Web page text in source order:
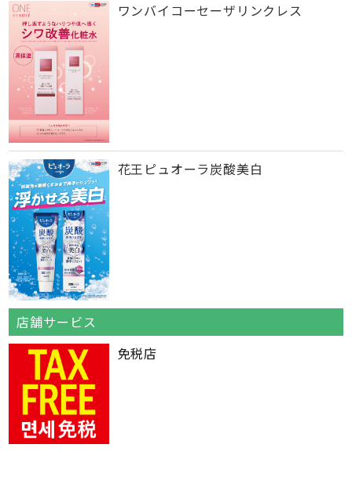
ワンバイコーセーザリンクレス
花王ピュオーラ炭酸美白
店舗サービス
免税店